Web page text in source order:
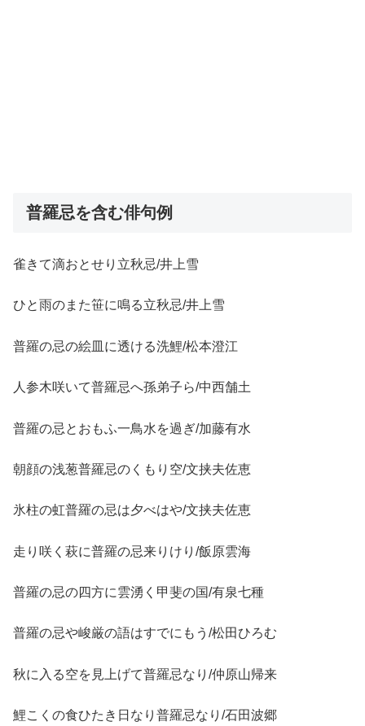
普羅忌を含む俳句例
雀きて滴おとせり立秋忌/井上雪
ひと雨のまた笹に鳴る立秋忌/井上雪
普羅の忌の絵皿に透ける洗鯉/松本澄江
人参木咲いて普羅忌へ孫弟子ら/中西舗土
普羅の忌とおもふ一鳥水を過ぎ/加藤有水
朝顔の浅葱普羅忌のくもり空/文挟夫佐恵
氷柱の虹普羅の忌は夕べはや/文挟夫佐恵
走り咲く萩に普羅の忌来りけり/飯原雲海
普羅の忌の四方に雲湧く甲斐の国/有泉七種
普羅の忌や峻厳の語はすでにもう/松田ひろむ
秋に入る空を見上げて普羅忌なり/仲原山帰来
鯉こくの食ひたき日なり普羅忌なり/石田波郷